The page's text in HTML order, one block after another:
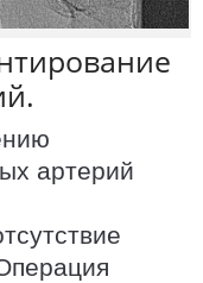
артерий